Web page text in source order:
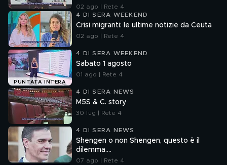
02 ago | Rete 4
4 DI SERA WEEKEND
Crisi migranti: le ultime notizie da Ceuta
02 ago | Rete 4
PUNTATA INTERA
4 DI SERA WEEKEND
Sabato 1 agosto
01 ago | Rete 4
4 DI SERA NEWS
M5S & C. story
30 lug | Rete 4
4 DI SERA NEWS
Shengen o non Shengen, questo è il
dilemma....
07 ago | Rete 4